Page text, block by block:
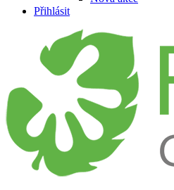
Přihlásit